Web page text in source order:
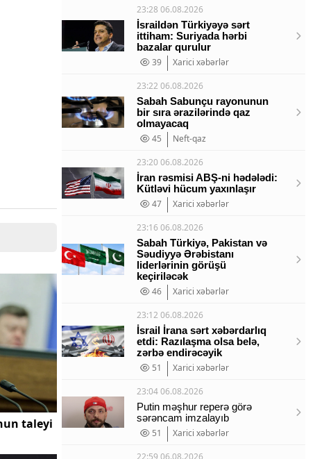
taleyi
23:28 06.08.2026
İsraildən Türkiyəyə sərt
ittiham: Suriyada hərbi
bazalar qurulur
39
Xarici xəbərlər
23:22 06.08.2026
Sabah Sabunçu rayonunun
bir sıra ərazilərində qaz
olmayacaq
45
Neft-qaz
23:20 06.08.2026
İran rəsmisi ABŞ-ni hədələdi:
Kütləvi hücum yaxınlaşır
47
Xarici xəbərlər
23:16 06.08.2026
Sabah Türkiyə, Pakistan və
Səudiyyə Ərəbistanı
liderlərinin görüşü
keçiriləcək
46
Xarici xəbərlər
23:12 06.08.2026
İsrail İrana sərt xəbərdarlıq
etdi: Razılaşma olsa belə,
zərbə endirəcəyik
51
Xarici xəbərlər
23:04 06.08.2026
Putin məşhur reperə görə
sərəncam imzalayıb
51
Xarici xəbərlər
22:59 06.08.2026